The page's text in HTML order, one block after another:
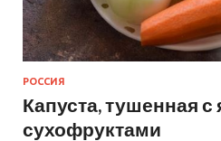
РОССИЯ
Капуста, тушенная с
сухофруктами